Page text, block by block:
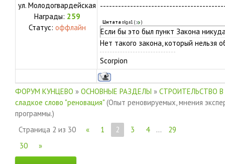
ул. Молодогвардейская
Награды: 259
Статус: оффлайн
Цитата olga1( )
Если бы это был пункт Закона
Нет такого закона, который нельзя
Scorpion
ФОРУМ КУНЦЕВО » ОСНОВНЫЕ РАЗДЕЛЫ » СТРОИТЕЛЬСТВО
сладкое слово "реновация" (Опыт реновируемых, мнения
программы.)
Страница 2 из 30 « 1 2 3 4 …
29
30
»